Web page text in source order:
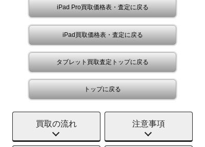
iPad Pro買取価格表・査定に戻る
iPad買取価格表・査定に戻る
タブレット買取査定トップに戻る
トップに戻る
買取の流れ 注意事項